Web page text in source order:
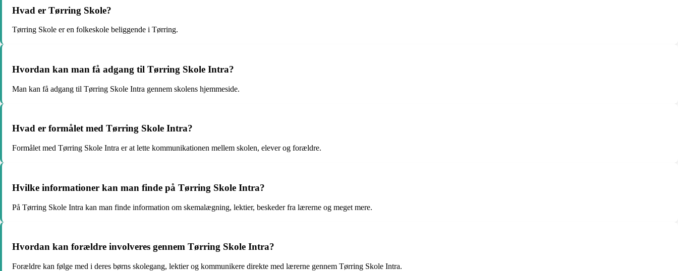
Hvad er Tørring Skole?
Tørring Skole er en folkeskole beliggende i Tørring.
Hvordan kan man få adgang til Tørring Skole Intra?
Man kan få adgang til Tørring Skole Intra gennem skolens hjemmeside.
Hvad er formålet med Tørring Skole Intra?
Formålet med Tørring Skole Intra er at lette kommunikationen mellem skolen, elever og forældre.
Hvilke informationer kan man finde på Tørring Skole Intra?
På Tørring Skole Intra kan man finde information om skemalægning, lektier, beskeder fra lærerne og meget mere.
Hvordan kan forældre involveres gennem Tørring Skole Intra?
Forældre kan følge med i deres børns skolegang, lektier og kommunikere direkte med lærerne gennem Tørring Skole Intra.